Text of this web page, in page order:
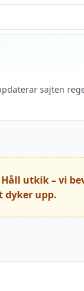
sajten
utkik – vi
dyker upp.